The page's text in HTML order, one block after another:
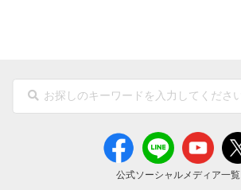
公式ソーシャルメディア一覧